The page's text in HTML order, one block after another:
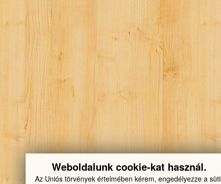
Weboldalunk cookie-kat használ.
Az Uniós törvények értelmében kérem, engedélyezze a